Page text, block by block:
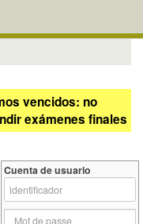
vencidos: no
exámenes finales
Cuenta de usuario